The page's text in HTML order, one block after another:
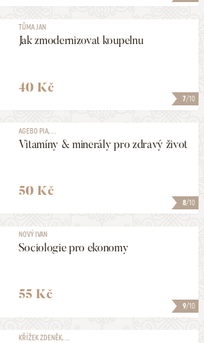
7/10
TŮMA JAN
Jak zmodernizovat koupelnu
40 Kč
8/10
AGEBO PIA, ...
Vitamíny & minerály pro zdravý život
50 Kč
9/10
NOVÝ IVAN
Sociologie pro ekonomy
55 Kč
KŘÍŽEK ZDENĚK, ...